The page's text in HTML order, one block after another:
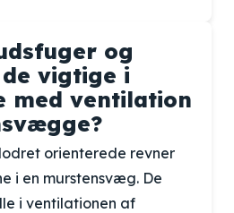
og
vigtige i
med ventilation
orienterede revner
i en murstensvæg. De
i ventilationen af